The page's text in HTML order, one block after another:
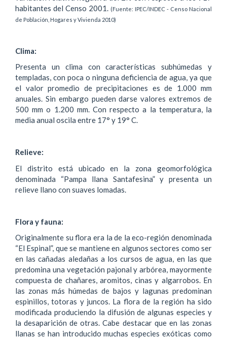
habitantes del Censo 2001. (Fuente: IPEC/INDEC - Censo Nacional
de Población, Hogares y Vivienda 2010)
Clima:
Presenta un clima con características subhúmedas y
templadas, con poca o ninguna deficiencia de agua, ya que
el valor promedio de precipitaciones es de 1.000 mm
anuales. Sin embargo pueden darse valores extremos de
500 mm o 1.200 mm. Con respecto a la temperatura, la
media anual oscila entre 17° y 19° C.
Relieve:
El distrito está ubicado en la zona geomorfológica
denominada “Pampa llana Santafesina” y presenta un
relieve llano con suaves lomadas.
Flora y fauna:
Originalmente su flora era la de la eco-región denominada
“El Espinal”, que se mantiene en algunos sectores como ser
en las cañadas aledañas a los cursos de agua, en las que
predomina una vegetación pajonal y arbórea, mayormente
compuesta de chañares, aromitos, cinas y algarrobos. En
las zonas más húmedas de bajos y lagunas predominan
espinillos, totoras y juncos. La flora de la región ha sido
modificada produciendo la difusión de algunas especies y
la desaparición de otras. Cabe destacar que en las zonas
llanas se han introducido muchas especies exóticas como